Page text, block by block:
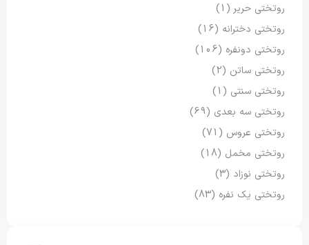
روتختی حریر (1)
روتختی دخترانه (16)
روتختی دونفره (106)
روتختی ساتن (2)
روتختی سنتی (1)
روتختی سه بعدی (69)
روتختی عروس (71)
روتختی مخمل (18)
روتختی نوزاد (3)
روتختی یک نفره (83)